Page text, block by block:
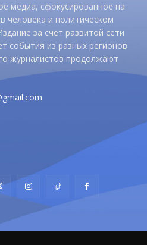
медиа, сфокусированное на
человека и политическом
за счет развитой сети
события из разных регионов
журналистов продолжают